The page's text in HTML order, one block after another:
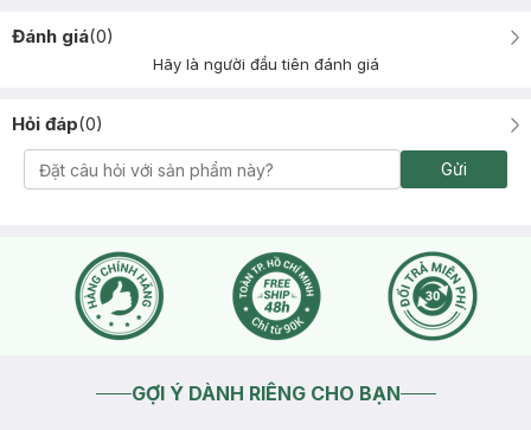
Đánh giá(0)
Hãy là người đầu tiên đánh giá
Hỏi đáp(0)
Gửi
GỢI Ý DÀNH RIÊNG CHO BẠN